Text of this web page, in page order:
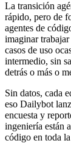
La transición
rápido, pero de
agentes de
imaginar
casos de uso
intermedio, sin
detrás o más o
Sin datos, cada
eso Dailybot
encuesta y
ingeniería están
código en toda